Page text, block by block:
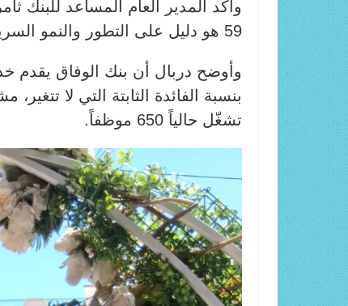
وأكد المدير العام المساعد للبنك
59 هو دليل على التطور والنمو السريع الذي يشهده البنك.
وأوضح دربال أن بنك الوفاق يقدم
بنسبة الفائدة الثابتة التي لا
تشغّل حالياً 650 موظفاً.